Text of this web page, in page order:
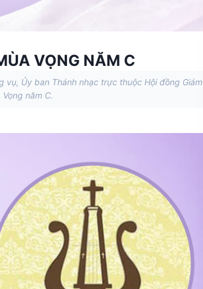
VỌNG NĂM C
Ủy ban Thánh nhạc trực thuộc Hội đồng Giám
năm C.